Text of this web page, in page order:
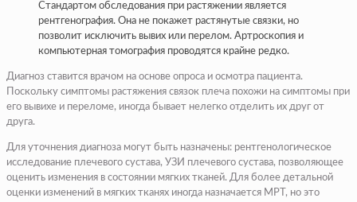
Стандартом обследования при растяжении является
рентгенография. Она не покажет растянутые связки, но
позволит исключить вывих или перелом. Артроскопия и
компьютерная томография проводятся крайне редко.
Диагноз ставится врачом на основе опроса и осмотра пациента.
Поскольку симптомы растяжения связок плеча похожи на симптомы при
его вывихе и переломе, иногда бывает нелегко отделить их друг от
друга.
Для уточнения диагноза могут быть назначены: рентгенологическое
исследование плечевого сустава, УЗИ плечевого сустава, позволяющее
оценить изменения в состоянии мягких тканей. Для более детальной
оценки изменений в мягких тканях иногда назначается МРТ, но это